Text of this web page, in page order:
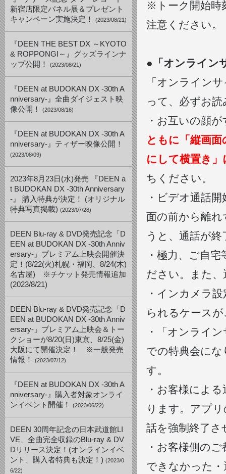
新宿店限定パネル展＆プレゼント
キャンペーン実施決定！
(2023/08/21)
『DEEN THE BEST DX ～KYOTO
& ROPPONGI～』グッズラインナ
ップ公開！
(2023/08/21)
『DEEN at BUDOKAN DX -30th A
nniversary-』全曲ダイジェスト映
像公開！
(2023/08/16)
『DEEN at BUDOKAN DX -30th A
nniversary-』ティザー映像公開！
(2023/08/09)
2023年8月23日(水)発売 『DEEN a
t BUDOKAN DX -30th Anniversary
-』 購入特典が決定！ (オリジナル
特典写真掲載) (2023/07/28)
DEEN Blu-ray & DVD発売記念「D
EEN at BUDOKAN DX -30th Anniv
ersary-」プレミアム上映会開催決
定！(8/22(火)札幌・福岡、8/24(木)
名古屋) ※チケット発売情報追加
(2023/8/21)
DEEN Blu-ray & DVD発売記念「D
EEN at BUDOKAN DX -30th Anniv
ersary-」プレミアム上映会＆トー
クショーが8/20(日)東京、8/25(金)
大阪にて開催決定！ ※一般発売
情報！
(2023/07/12)
『DEEN at BUDOKAN DX -30th A
nniversary-』購入者対象オンライ
ンイベント開催！
(2023/06/22)
DEEN 30周年記念の日本武道館LI
VE、全曲完全収録のBlu-ray & DV
Dリリース決定！(オンラインイベ
ント、購入者特典も決定！) (2023/0
6/22)
※トーク開始時
注意ください。
●「オンライン
「オンライン
って、必ずお
・お互いの顔
ともに「縦画
にして横置き
ちください。
・ビデオ通話
面の前から離
うと、通話が
・極力、ご自
ださい。また
・インカメラ
られるケース
・「オンライ
での特典会に
す。
・お客様によ
ります。アプ
話を強制終了
・お客様側の
できなかった